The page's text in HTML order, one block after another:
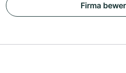
Firma